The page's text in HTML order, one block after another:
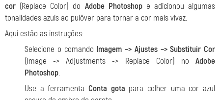
cor (Replace Color) do Adobe Photoshope adicionou algumas
tonalidades azuis ao pulôver para tornar a cor mais vivaz.
Aqui estão as instruções:
Selecione o comando Imagem –> Ajustes –> Substituir Cor
(Image -> Adjustments -> Replace Color) no Adobe
Photoshop.
Use a ferramenta Conta gota para colher uma cor azul